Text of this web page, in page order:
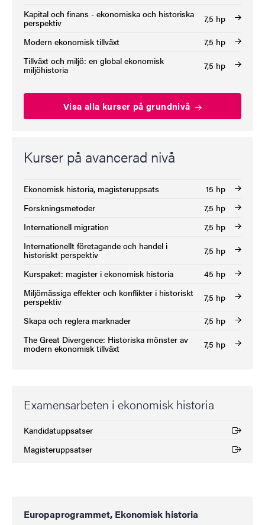
Kapital och finans - ekonomiska och historiska
perspektiv
7,5 hp
Modern ekonomisk tillväxt
7,5 hp
Tillväxt och miljö: en global ekonomisk
miljöhistoria 7,5 hp
Visa alla kurser på grundnivå
Kurser på avancerad nivå
Ekonomisk historia, magisteruppsats
15 hp
Forskningsmetoder
7,5 hp
Internationell migration
7,5 hp
Internationellt företagande och handel i
historiskt perspektiv
7,5 hp
Kurspaket: magister i ekonomisk historia
45 hp
Miljömässiga effekter och konflikter i historiskt
perspektiv
7,5 hp
Skapa och reglera marknader
7,5 hp
The Great Divergence: Historiska mönster av
modern ekonomisk tillväxt 7,5 hp
Examensarbeten i ekonomisk historia
Kandidatuppsatser
(Extern länk)
Magisteruppsatser
(Extern länk)
Europaprogrammet, Ekonomisk historia